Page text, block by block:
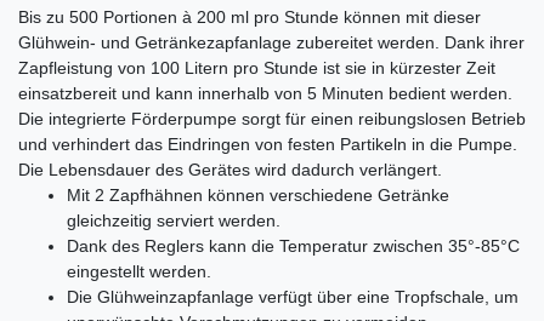
Bis zu 500 Portionen à 200 ml pro Stunde können mit dieser
Glühwein- und Getränkezapfanlage zubereitet werden. Dank ihrer
Zapfleistung von 100 Litern pro Stunde ist sie in kürzester Zeit
einsatzbereit und kann innerhalb von 5 Minuten bedient werden.
Die integrierte Förderpumpe sorgt für einen reibungslosen Betrieb
und verhindert das Eindringen von festen Partikeln in die Pumpe.
Die Lebensdauer des Gerätes wird dadurch verlängert.
Mit 2 Zapfhähnen können verschiedene Getränke
gleichzeitig serviert werden.
Dank des Reglers kann die Temperatur zwischen 35°-85°C
eingestellt werden.
Die Glühweinzapfanlage verfügt über eine Tropfschale, um